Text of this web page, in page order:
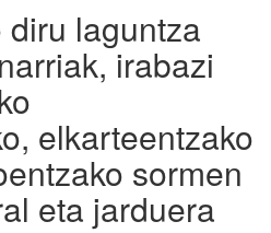
laguntza
irabazi
elkarteentzako
sormen
eta jarduera